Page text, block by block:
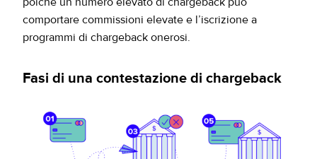
comportare commissioni elevate e l’iscrizione a
programmi di chargeback onerosi.
Fasi di una contestazione di chargeback